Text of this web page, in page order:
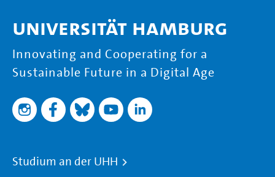
Universität Hamburg
Innovating and Cooperating for a
Sustainable Future in a Digital Age
Studium an der UHH